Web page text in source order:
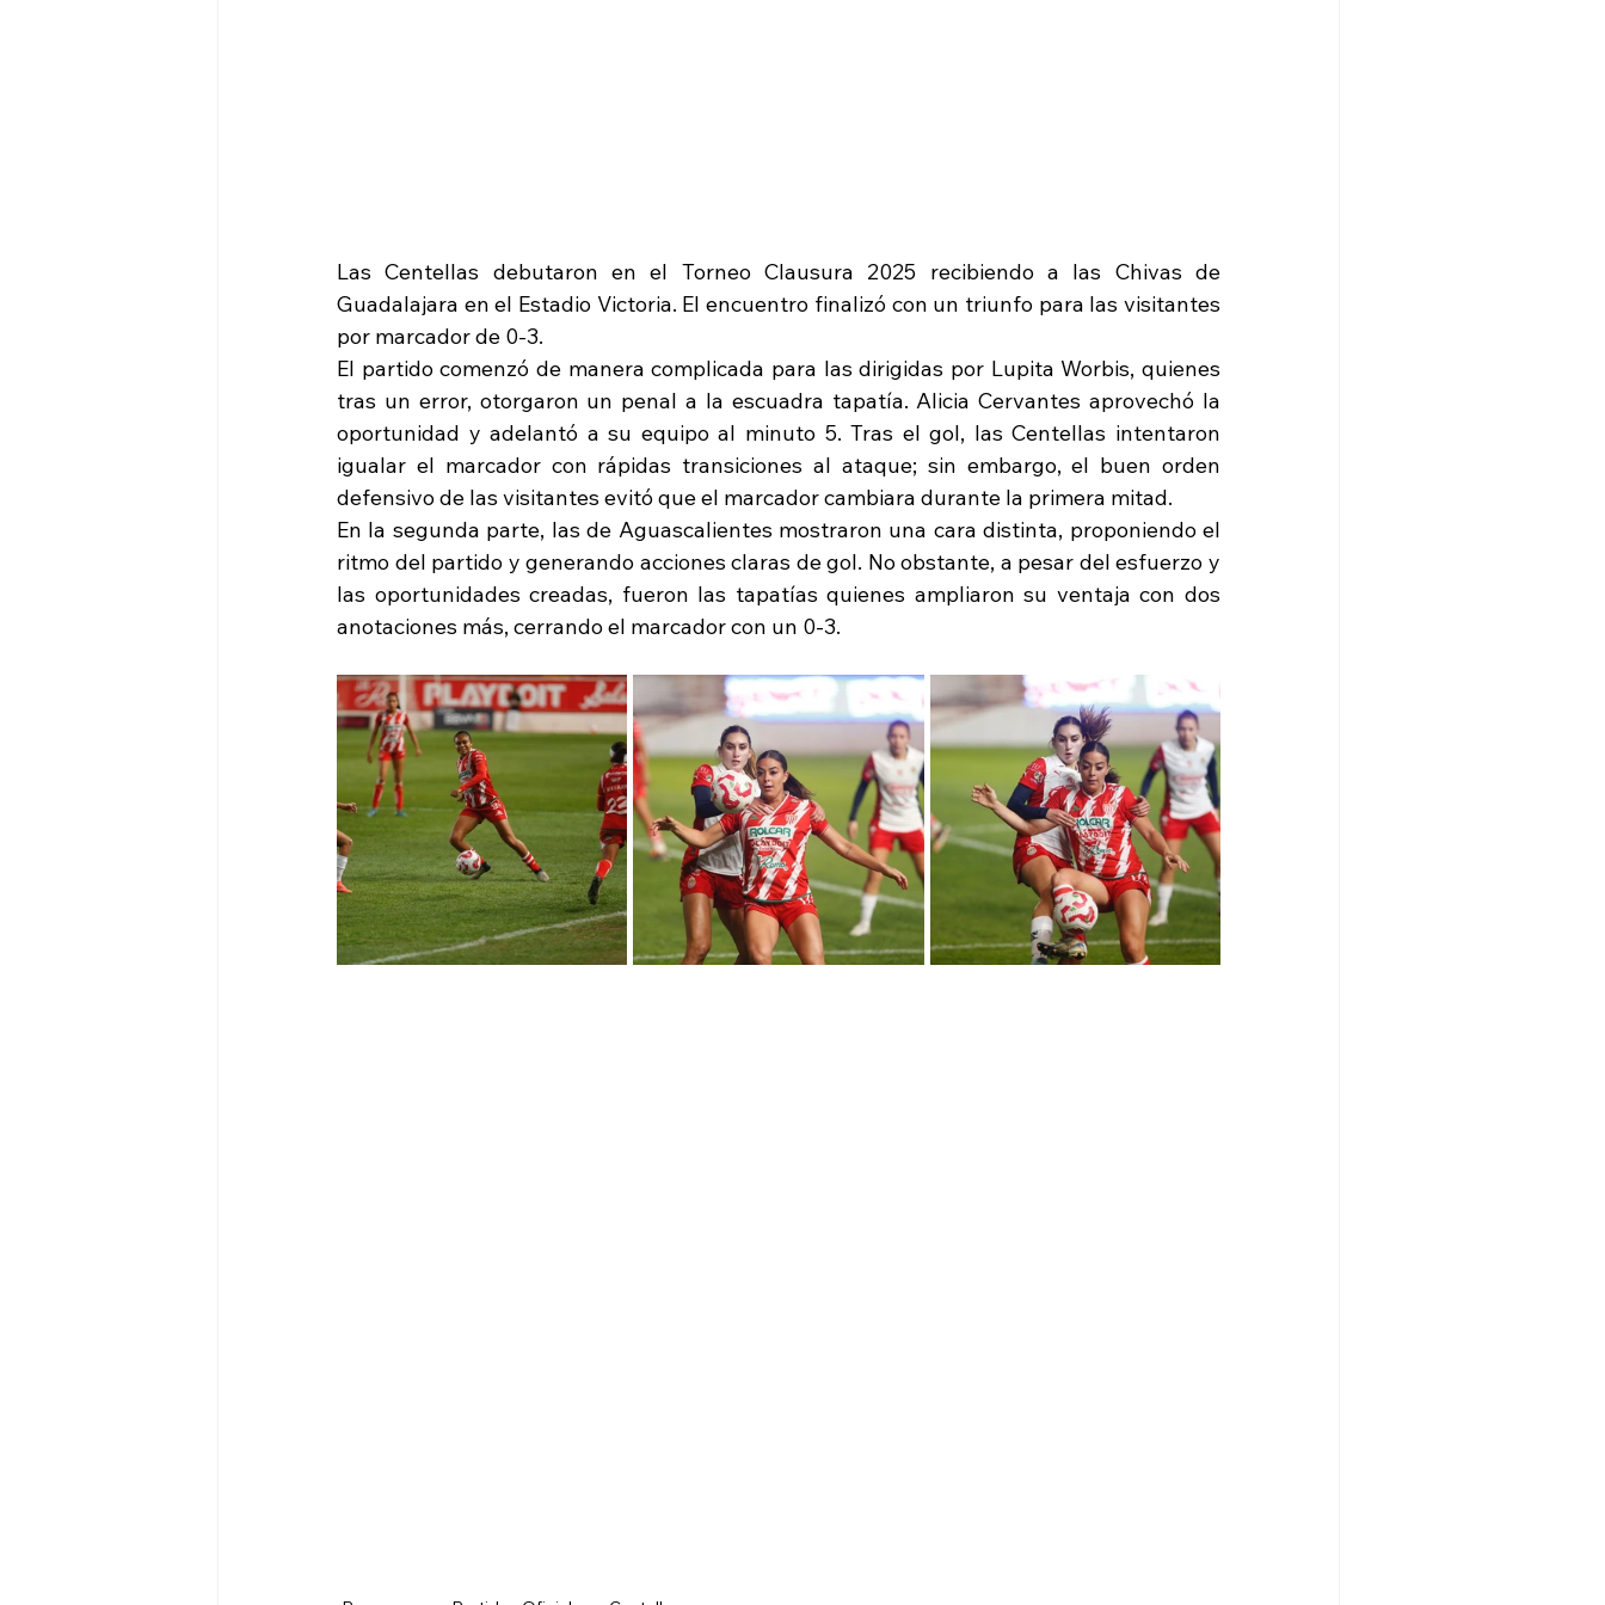
Las Centellas debutaron en el Torneo Clausura 2025 recibiendo a las Chivas de
Guadalajara en el Estadio Victoria. El encuentro finalizó con un triunfo para las visitantes
por marcador de 0-3.
El partido comenzó de manera complicada para las dirigidas por Lupita Worbis, quienes
tras un error, otorgaron un penal a la escuadra tapatía. Alicia Cervantes aprovechó la
oportunidad y adelantó a su equipo al minuto 5. Tras el gol, las Centellas intentaron
igualar el marcador con rápidas transiciones al ataque; sin embargo, el buen orden
defensivo de las visitantes evitó que el marcador cambiara durante la primera mitad.
En la segunda parte, las de Aguascalientes mostraron una cara distinta, proponiendo el
ritmo del partido y generando acciones claras de gol. No obstante, a pesar del esfuerzo y
las oportunidades creadas, fueron las tapatías quienes ampliaron su ventaja con dos
anotaciones más, cerrando el marcador con un 0-3.